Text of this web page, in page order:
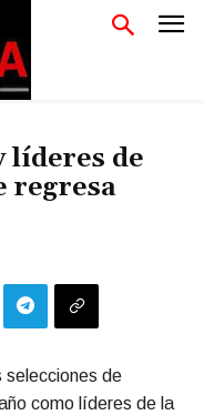
líderes de
regresa
selecciones de
como líderes de la